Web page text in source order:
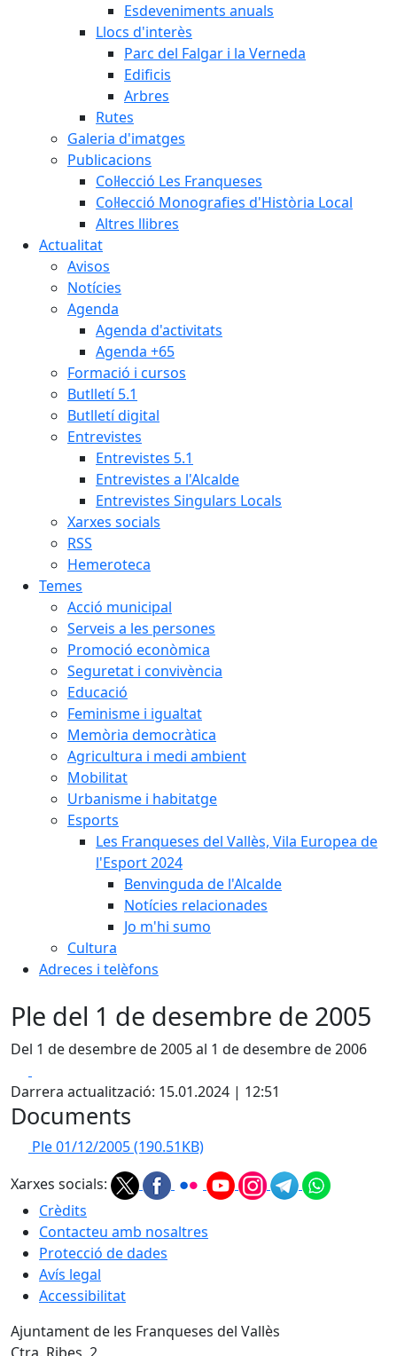
Esdeveniments anuals
Llocs d'interès
Parc del Falgar i la Verneda
Edificis
Arbres
Rutes
Galeria d'imatges
Publicacions
Col·lecció Les Franqueses
Col·lecció Monografies d'Història Local
Altres llibres
Actualitat
Avisos
Notícies
Agenda
Agenda d'activitats
Agenda +65
Formació i cursos
Butlletí 5.1
Butlletí digital
Entrevistes
Entrevistes 5.1
Entrevistes a l'Alcalde
Entrevistes Singulars Locals
Xarxes socials
RSS
Hemeroteca
Temes
Acció municipal
Serveis a les persones
Promoció econòmica
Seguretat i convivència
Educació
Feminisme i igualtat
Memòria democràtica
Agricultura i medi ambient
Mobilitat
Urbanisme i habitatge
Esports
Les Franqueses del Vallès, Vila Europea de
l'Esport 2024
Benvinguda de l'Alcalde
Notícies relacionades
Jo m'hi sumo
Cultura
Adreces i telèfons
Ple del 1 de desembre de 2005
Del 1 de desembre de 2005 al 1 de desembre de 2006
Darrera actualització: 15.01.2024 | 12:51
Documents
Ple 01/12/2005(190.51KB)
Xarxes socials:
Crèdits
Contacteu amb nosaltres
Protecció de dades
Avís legal
Accessibilitat
Ajuntament de les Franqueses del Vallès